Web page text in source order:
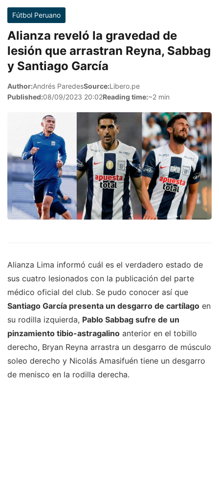
Fútbol Peruano
Alianza reveló la gravedad de
lesión que arrastran Reyna, Sabbag
y Santiago García
Author:Andrés ParedesSource:Libero.pe
Published:08/09/2023 20:02Reading time:~2 min
Alianza Lima informó cuál es el verdadero estado de
sus cuatro lesionados con la publicación del parte
médico oficial del club. Se pudo conocer así que
Santiago García presenta un desgarro de cartílago en
su rodilla izquierda, Pablo Sabbag sufre de un
pinzamiento tibio-astragalino anterior en el tobillo
derecho, Bryan Reyna arrastra un desgarro de músculo
soleo derecho y Nicolás Amasifuén tiene un desgarro
de menisco en la rodilla derecha.